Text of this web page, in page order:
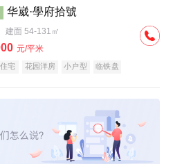
华崴·學府拾號
建面 54-131㎡
元/平米
宅 花园洋房 小户型 临铁盘